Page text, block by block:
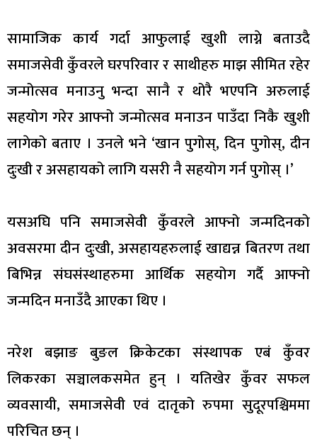
सामाजिक कार्य गर्दा आफुलाई खुशी लाग्ने बताउदै
समाजसेवी कुँवरले घरपरिवार र साथीहरु माझ सीमित रहेर
जन्मोत्सव मनाउनु भन्दा सानै र थोरै भएपनि अरुलाई
सहयोग गरेर आफ्नो जन्मोत्सव मनाउन पाउँदा निकै खुशी
लागेको बताए । उनले भने ‘खान पुगोस्, दिन पुगोस्, दीन
दुःखी र असहायको लागि यसरी नै सहयोग गर्न पुगोस् ।’
यसअघि पनि समाजसेवी कुँवरले आफ्नो जन्मदिनको
अवसरमा दीन दुःखी, असहायहरुलाई खाद्यन्न बितरण तथा
बिभिन्न संघसंस्थाहरुमा आर्थिक सहयोग गर्दै आफ्नो
जन्मदिन मनाउँदै आएका थिए ।
नरेश बझाङ बुङल क्रिकेटका संस्थापक एबं कुँवर
लिकरका सञ्चालकसमेत हुन् । यतिखेर कुँवर सफल
व्यवसायी, समाजसेवी एवं दातृको रुपमा सुदूरपश्चिममा
परिचित छन् ।